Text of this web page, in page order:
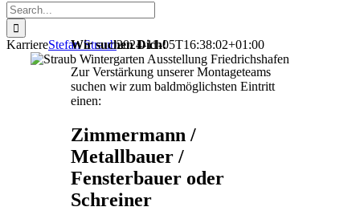
Search
for:
KarriereStefan Straub2024-11-05T16:38:02+01:00
Wir suchen Dich!
Zur Verstärkung unserer Montageteams
suchen wir zum baldmöglichsten Eintritt
einen:
Zimmermann /
Metallbauer /
Fensterbauer oder
Schreiner